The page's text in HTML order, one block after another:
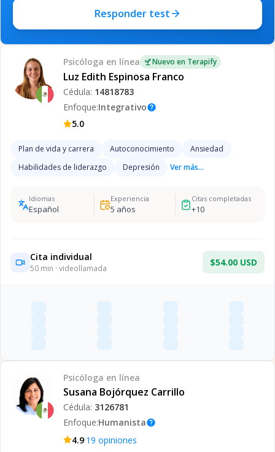
Responder test
Psicóloga en línea Nuevo en Terapify
Luz Edith Espinosa Franco
Cédula: 14818783
Enfoque:Integrativohelp
5.0
Plan de vida y carrera Autoconocimiento
Ansiedad
Habilidades de liderazgo
Depresión Ver más...
Idiomas
Español
Experiencia
5 años
Citas completadas
+10
Cita individual
50 min · videollamada
$54.00 USD
Psicóloga en línea
Susana Bojórquez Carrillo
Cédula: 3126781
Enfoque:Humanistahelp
4.9·19 opiniones